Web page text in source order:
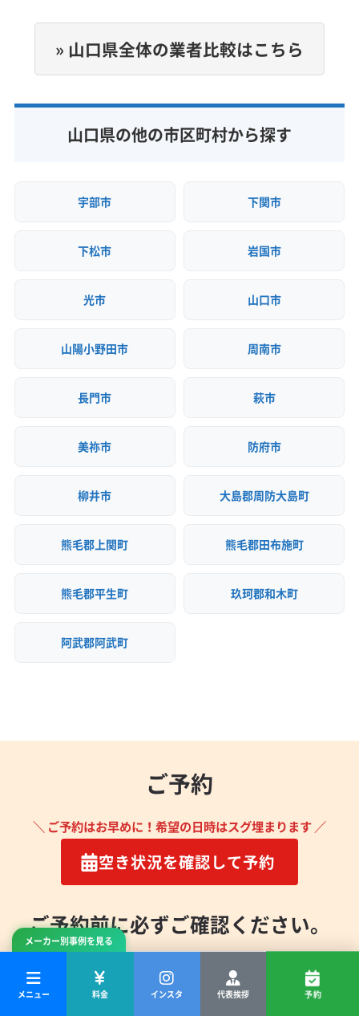
電話番号
非公開
公式サイトなし
» 山口県全体の業者比較はこちら
山口県の他の市区町村から探す
宇部市 下関市
下松市 岩国市
光市 山口市
山陽小野田市 周南市
長門市 萩市
美祢市 防府市
柳井市 大島郡周防大島町
熊毛郡上関町 熊毛郡田布施町
熊毛郡平生町 玖珂郡和木町
阿武郡阿武町
メーカー別事例を見る
メニュー 料金 インスタ 代表挨拶 予約
ご予約
＼ ご予約はお早めに！希望の日時はスグ埋まります ／
空き状況を確認して予約
ご予約前に必ずご確認ください。
作業をお断りするケース